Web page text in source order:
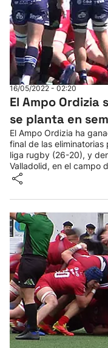
16/05/2022 - 02:20
El Ampo Ordizia
se planta en
El Ampo Ordizia ha
final de las eliminatorias
liga rugby (26-20), y
Valladolid, en el campo